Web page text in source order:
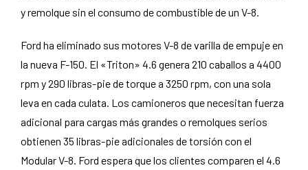
y remolque sin el consumo de combustible de un V-8.
Ford ha eliminado sus motores V-8 de varilla de empuje en
la nueva F-150. El «Triton» 4.6 genera 210 caballos a 4400
rpm y 290 libras-pie de torque a 3250 rpm, con una sola
leva en cada culata. Los camioneros que necesitan fuerza
adicional para cargas más grandes o remolques serios
obtienen 35 libras-pie adicionales de torsión con el
Modular V-8. Ford espera que los clientes comparen el 4.6